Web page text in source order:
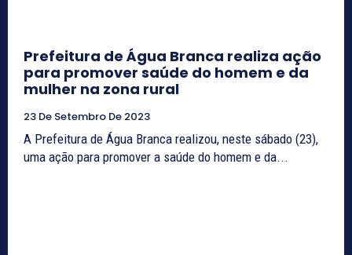
Prefeitura de Água Branca realiza ação
para promover saúde do homem e da
mulher na zona rural
23 De Setembro De 2023
A Prefeitura de Água Branca realizou, neste sábado (23),
uma ação para promover a saúde do homem e da...